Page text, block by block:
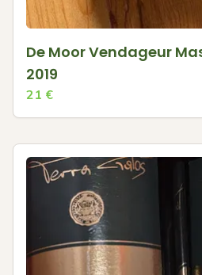
De Moor Vendageur
2019
21 €